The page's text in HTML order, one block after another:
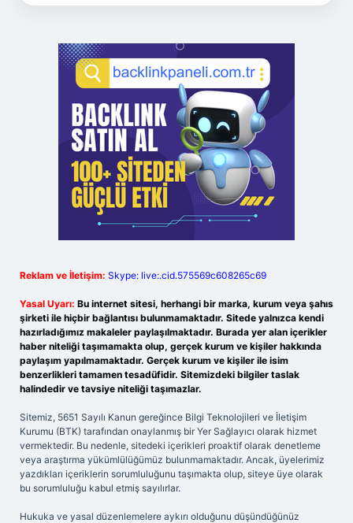
Reklam ve İletişim: Skype: live:.cid.575569c608265c69
Yasal Uyarı: Bu internet sitesi, herhangi bir marka, kurum veya şahıs
şirketi ile hiçbir bağlantısı bulunmamaktadır. Sitede yalnızca kendi
hazırladığımız makaleler paylaşılmaktadır. Burada yer alan içerikler
haber niteliği taşımamakta olup, gerçek kurum ve kişiler hakkında
paylaşım yapılmamaktadır. Gerçek kurum ve kişiler ile isim
benzerlikleri tamamen tesadüfidir. Sitemizdeki bilgiler taslak
halindedir ve tavsiye niteliği taşımazlar.
Sitemiz, 5651 Sayılı Kanun gereğince Bilgi Teknolojileri ve İletişim
Kurumu (BTK) tarafından onaylanmış bir Yer Sağlayıcı olarak hizmet
vermektedir. Bu nedenle, sitedeki içerikleri proaktif olarak denetleme
veya araştırma yükümlülüğümüz bulunmamaktadır. Ancak, üyelerimiz
yazdıkları içeriklerin sorumluluğunu taşımakta olup, siteye üye olarak
bu sorumluluğu kabul etmiş sayılırlar.
Hukuka ve yasal düzenlemelere aykırı olduğunu düşündüğünüz